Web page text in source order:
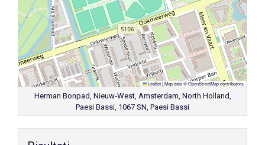
Leaflet|Map data ©OpenStreetMapcontributors
Herman Bonpad, Nieuw-West, Amsterdam, North Holland,
Paesi Bassi, 1067 SN, Paesi Bassi